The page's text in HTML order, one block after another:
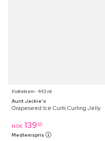
Krøllekrem ⋅ 443 ml
Aunt Jackie's
Grapeseed Ice Curls Curling Jelly
NOK 139 95
Medlemspris